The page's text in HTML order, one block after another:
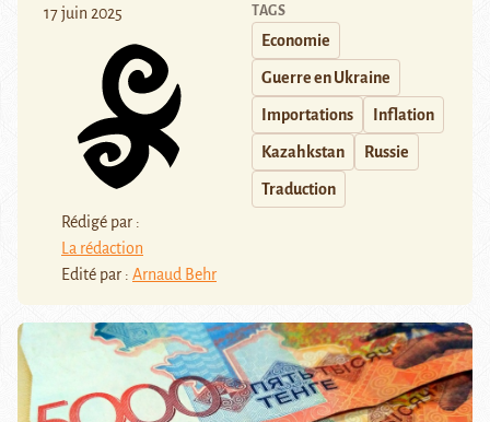
17 juin 2025
Rédigé par :
La rédaction
Edité par : Arnaud Behr
TAGS
Economie
Guerre en Ukraine
Importations Inflation
Kazahkstan Russie
Traduction